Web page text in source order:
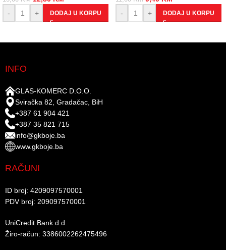
-
+ DODAJ U KORPU
-
+ DODAJ U KORPU
INFO
GLAS-KOMERC D.O.O.
Sviračka 82, Gradačac, BiH
+387 61 904 421
+387 35 821 715
info@gkboje.ba
www.gkboje.ba
RAČUNI
ID broj: 4209097570001​
PDV broj: 209097570001 ​
UniCredit Bank d.d.​
Žiro-račun: 3386002262475496​​